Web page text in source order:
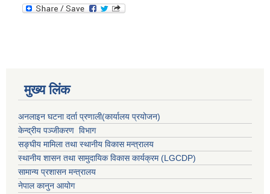
मुख्य लिंक
अनलाइन घटना दर्ता प्रणाली(कार्यालय प्रयोजन)
केन्द्रीय पञ्जीकरण विभाग
सङ्घीय मामिला तथा स्थानीय विकास मन्त्रालय
स्थानीय शासन तथा सामुदायिक विकास कार्यक्रम (LGCDP)
सामान्य प्रशासन मन्त्रालय
नेपाल कानुन आयोग